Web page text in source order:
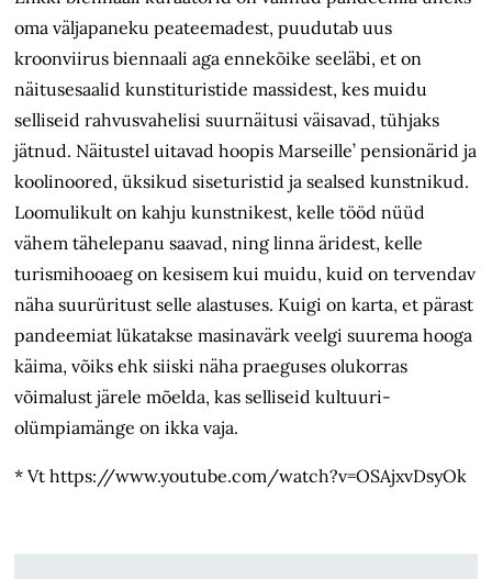
oma väljapaneku peateemadest, puudutab uus
kroonviirus biennaali aga ennekõike seeläbi, et on
näitusesaalid kunstituristide massidest, kes muidu
selliseid rahvusvahelisi suurnäitusi väisavad, tühjaks
jätnud. Näitustel uitavad hoopis Marseille’ pensionärid ja
koolinoored, üksikud siseturis­tid ja sealsed kunstnikud.
Loomulikult on kahju kunstnikest, kelle tööd nüüd
vähem tähelepanu saavad, ning linna äridest, kelle
turismihooaeg on kesisem kui muidu, kuid on tervendav
näha suur­üritust selle alastuses. Kuigi on karta, et pärast
pandeemiat lükatakse masinavärk veelgi suurema hooga
käima, võiks ehk siiski näha praeguses olukorras
võimalust järele mõelda, kas selliseid kultuuri­
olümpiamänge on ikka vaja.
* Vt https://www.youtube.com/watch?v=OSAjxvDsyOk